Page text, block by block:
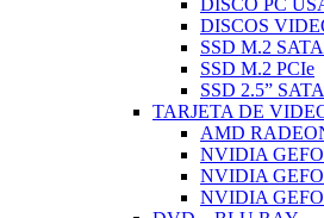
DISCOS
SSD M.2 SATA
SSD M.2 PCIe
SSD 2.5” SATA
TARJETA DE
AMD
NVIDIA
NVIDIA
NVIDIA